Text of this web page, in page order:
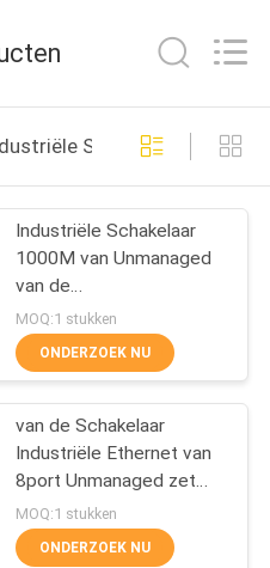
53
34
Schakelaar
Industriële Schakelaar
1000M van Unmanaged
van de
bliksembescherming Din
Rail Ethernet-Schakelaar
MOQ:1 stukken
ONDERZOEK NU
van de Schakelaar
Industriële Ethernet van
8port Unmanaged zet
het Industriële de
Schakelaardin Spoor op
MOQ:1 stukken
ONDERZOEK NU